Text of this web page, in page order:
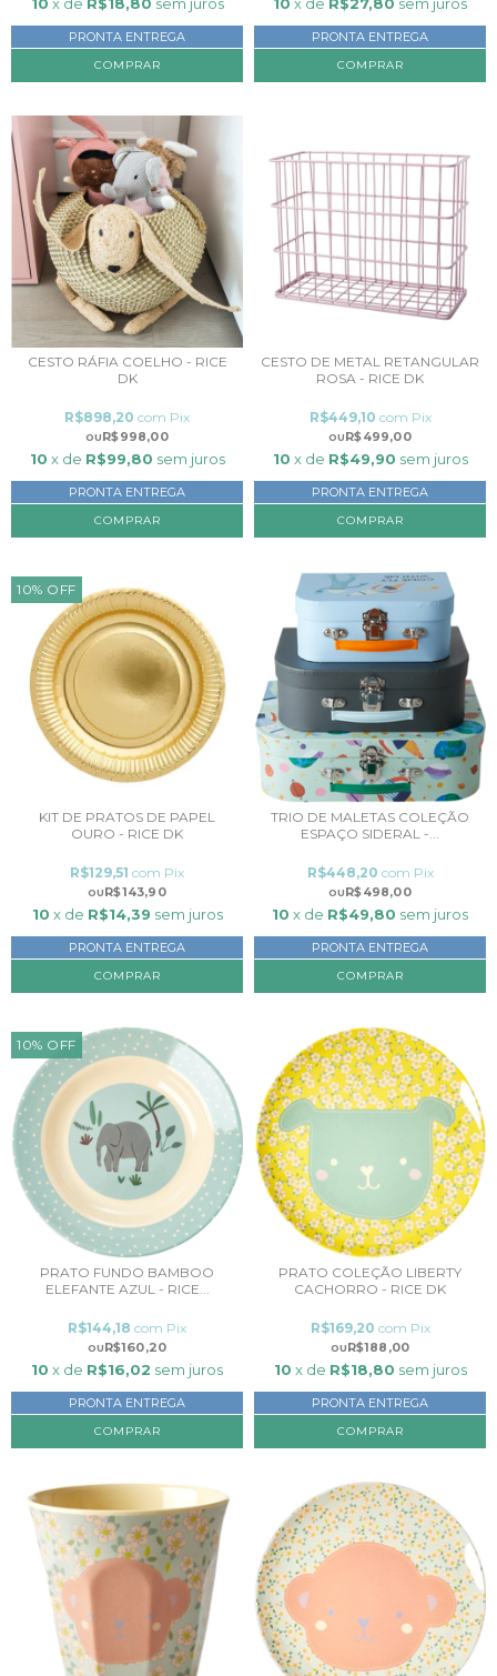
PRONTA ENTREGA PRONTA ENTREGA
CESTO RÁFIA COELHO - RICE
DK
R$998,00
R$898,20 com Pix
10 x de R$99,80 sem juros
PRONTA ENTREGA
CESTO DE METAL RETANGULAR
ROSA - RICE DK
R$499,00
R$449,10 com Pix
10 x de R$49,90 sem juros
PRONTA ENTREGA
10% OFF
KIT DE PRATOS DE PAPEL
OURO - RICE DK
R$143,90
R$129,51 com Pix
10 x de R$14,39 sem juros
PRONTA ENTREGA
TRIO DE MALETAS COLEÇÃO
ESPAÇO SIDERAL -...
R$498,00
R$448,20 com Pix
10 x de R$49,80 sem juros
PRONTA ENTREGA
10% OFF
PRATO FUNDO BAMBOO
ELEFANTE AZUL - RICE...
R$160,20
R$144,18 com Pix
10 x de R$16,02 sem juros
PRONTA ENTREGA
PRATO COLEÇÃO LIBERTY
CACHORRO - RICE DK
R$188,00
R$169,20 com Pix
10 x de R$18,80 sem juros
PRONTA ENTREGA